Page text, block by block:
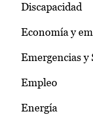
Discapacidad
Economía y
Emergencias y
Empleo
Energía